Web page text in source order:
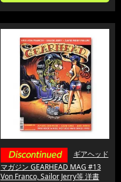
ギアヘッド
マガジン GEARHEAD MAG #13
Von Franco, Sailor Jerry等 洋書